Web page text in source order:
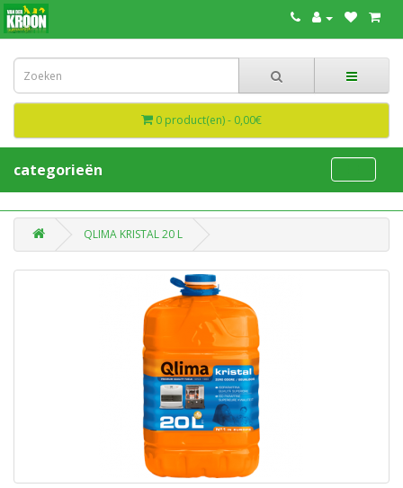
0 product(en) - 0,00€
categorieën
QLIMA KRISTAL 20 L